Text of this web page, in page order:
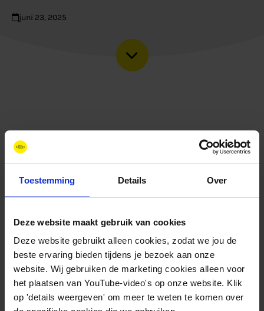
Toestemming Details Over
Deze website maakt gebruik van cookies
Deze website gebruikt alleen cookies, zodat we jou de
beste ervaring bieden tijdens je bezoek aan onze
website. Wij gebruiken de marketing cookies alleen voor
het plaatsen van YouTube-video's op onze website. Klik
op 'details weergeven' om meer te weten te komen over
juni 23, 2025
Contact
+31 88 11 66 800
info@newenergycoalition.org
Bereikbaarheid